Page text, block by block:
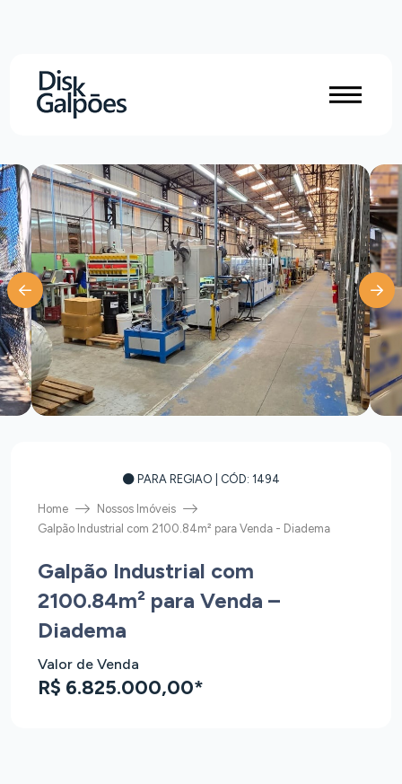
PARA REGIAO | CÓD: 1494
Home
Nossos Imóveis
Galpão Industrial com 2100.84m² para Venda - Diadema
Galpão Industrial com
2100.84m² para Venda –
Diadema
Valor de Venda
R$ 6.825.000,00*